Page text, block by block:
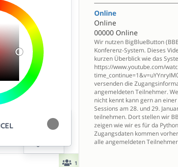
Online
Online
00000 Online
Wir nutzen BigBlueButton
Konferenz-System. Dieses
kurzen Überblick wie das
https://www.youtube.com/
versenden die
angemeldeten Teilnehmer.
nicht kennt kann gern an
Sessions am 28. und 29.
teilnehmen. Dort stellen wir
zeigen wie wir es für da
Zugangsdaten kommen
alle angemeldeten